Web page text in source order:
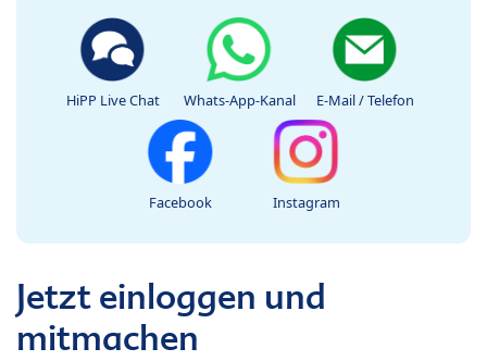
HiPP Live Chat Whats-App-Kanal E-Mail / Telefon
Facebook Instagram
Jetzt einloggen und
mitmachen